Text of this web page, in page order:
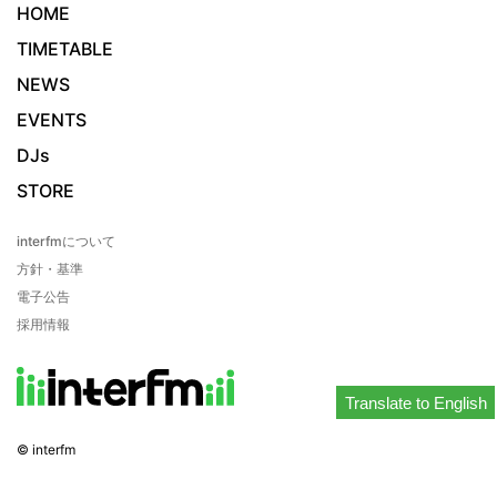
Translate to English
HOME
TIMETABLE
NEWS
EVENTS
DJs
STORE
interfmについて
方針・基準
電子公告
採用情報
© interfm